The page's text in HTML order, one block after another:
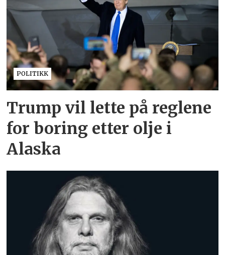
POLITIKK
Trump vil lette på reglene
for boring etter olje i
Alaska